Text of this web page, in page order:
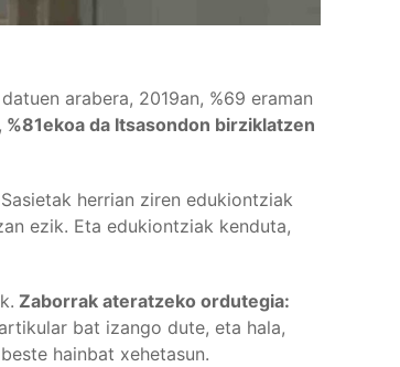
arabera, 2019an, %69 eraman
%81ekoa da Itsasondon birziklatzen
herrian ziren edukiontziak
ezik. Eta edukiontziak kenduta,
Zaborrak ateratzeko ordutegia:
bat izango dute, eta hala,
hainbat xehetasun.